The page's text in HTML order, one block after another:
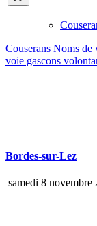
Couserans Noms de
voie gascons
Bordes-sur-Lez
samedi 8 novembre